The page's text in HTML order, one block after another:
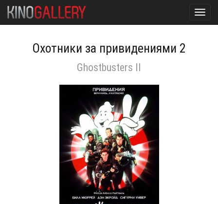
Охотники за привидениями 2
Ghostbusters II